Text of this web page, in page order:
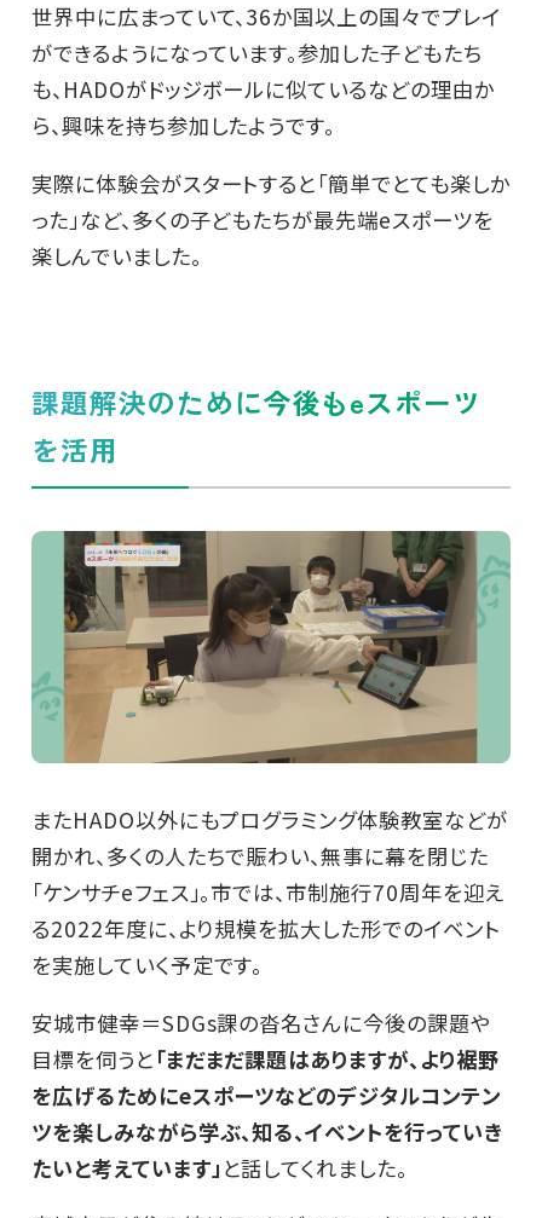
世界中に広まっていて、36か国以上の国々でプレイ
ができるようになっています。参加した子どもたち
も、HADOがドッジボールに似ているなどの理由か
ら、興味を持ち参加したようです。
実際に体験会がスタートすると「簡単でとても楽しか
った」など、多くの子どもたちが最先端eスポーツを
楽しんでいました。
課題解決のために今後もeスポーツ
を活用
またHADO以外にもプログラミング体験教室などが
開かれ、多くの人たちで賑わい、無事に幕を閉じた
「ケンサチeフェス」。市では、市制施行70周年を迎え
る2022年度に、より規模を拡大した形でのイベント
を実施していく予定です。
安城市健幸＝SDGs課の沓名さんに今後の課題や
目標を伺うと 「まだまだ課題はありますが、より裾野
を広げるためにeスポーツなどのデジタルコンテン
ツを楽しみながら学ぶ、知る、イベントを行っていき
たいと考えています」 と話してくれました。